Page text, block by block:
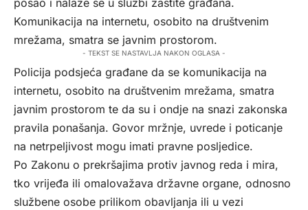
posao i nalaze se u službi zaštite građana.
Komunikacija na internetu, osobito na društvenim
mrežama, smatra se javnim prostorom.
- TEKST SE NASTAVLJA NAKON OGLASA -
Policija podsjeća građane da se komunikacija na
internetu, osobito na društvenim mrežama, smatra
javnim prostorom te da su i ondje na snazi zakonska
pravila ponašanja. Govor mržnje, uvrede i poticanje
na netrpeljivost mogu imati pravne posljedice.
Po Zakonu o prekršajima protiv javnog reda i mira,
tko vrijeđa ili omalovažava državne organe, odnosno
službene osobe prilikom obavljanja ili u vezi